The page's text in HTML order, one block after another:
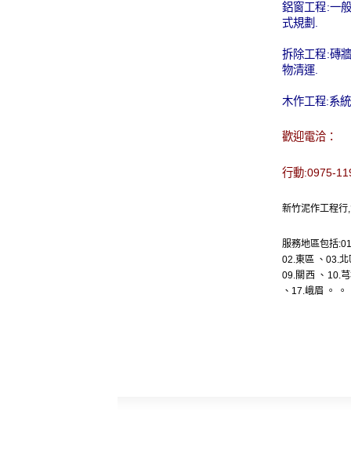
鋁窗工程:一
式規劃.
拆除工程:磚
物清運.
木作工程:系
歡迎電洽：
行動:0975-
新竹泥作工程行
服務地區包括
02.東區 、03.北
09.關西 、10.
、17.峨眉 。 。